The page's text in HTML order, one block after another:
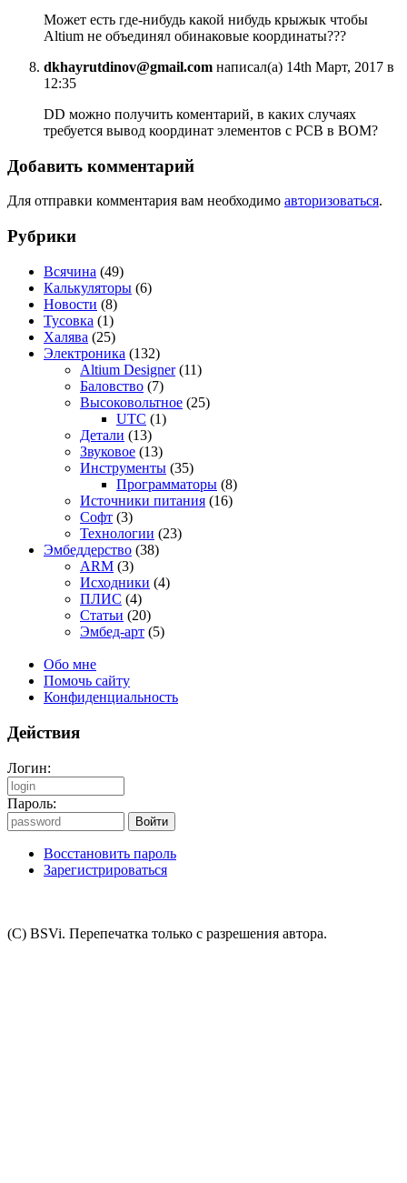
Может есть где-нибудь какой нибудь крыжык чтобы
Altium не объединял обинаковые координаты???
dkhayrutdinov@gmail.com написал(а) 14th Март, 2017 в
12:35
DD можно получить коментарий, в каких случаях
требуется вывод координат элементов с PCB в BOM?
Добавить комментарий
Для отправки комментария вам необходимо авторизоваться.
Рубрики
Всячина (49)
Калькуляторы (6)
Новости (8)
Тусовка (1)
Халява (25)
Электроника (132)
Altium Designer(11)
Баловство (7)
Высоковольтное (25)
UTC (1)
Детали (13)
Звуковое (13)
Инструменты (35)
Программаторы (8)
Источники питания (16)
Софт (3)
Технологии (23)
Эмбеддерство (38)
ARM (3)
Исходники (4)
ПЛИС (4)
Статьи (20)
Эмбед-арт (5)
Обо мне
Помочь сайту
Конфиденциальность
Действия
Логин:
Пароль:
Восстановить пароль
Зарегистрироваться
(C) BSVi. Перепечатка только с разрешения автора.